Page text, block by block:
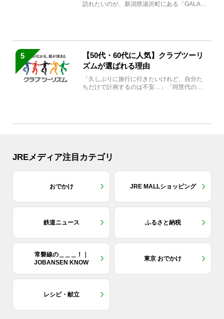
訪れたいのが、新潟県湯沢町にある「GALA湯
5
【50代・60代に人気】クラブツーリ
ズムが選ばれる理由
「久しぶりに旅行に行きたいけれど、自分た
ちだけで計画するのは不安…」「同世代の方
JREメディア注目カテゴリ
おでかけ JRE MALLショッピング
鉄道ニュース ふるさと納税
常磐線の＿＿＿！｜
JOBANSEN KNOW
東京 おでかけ
レシピ・献立